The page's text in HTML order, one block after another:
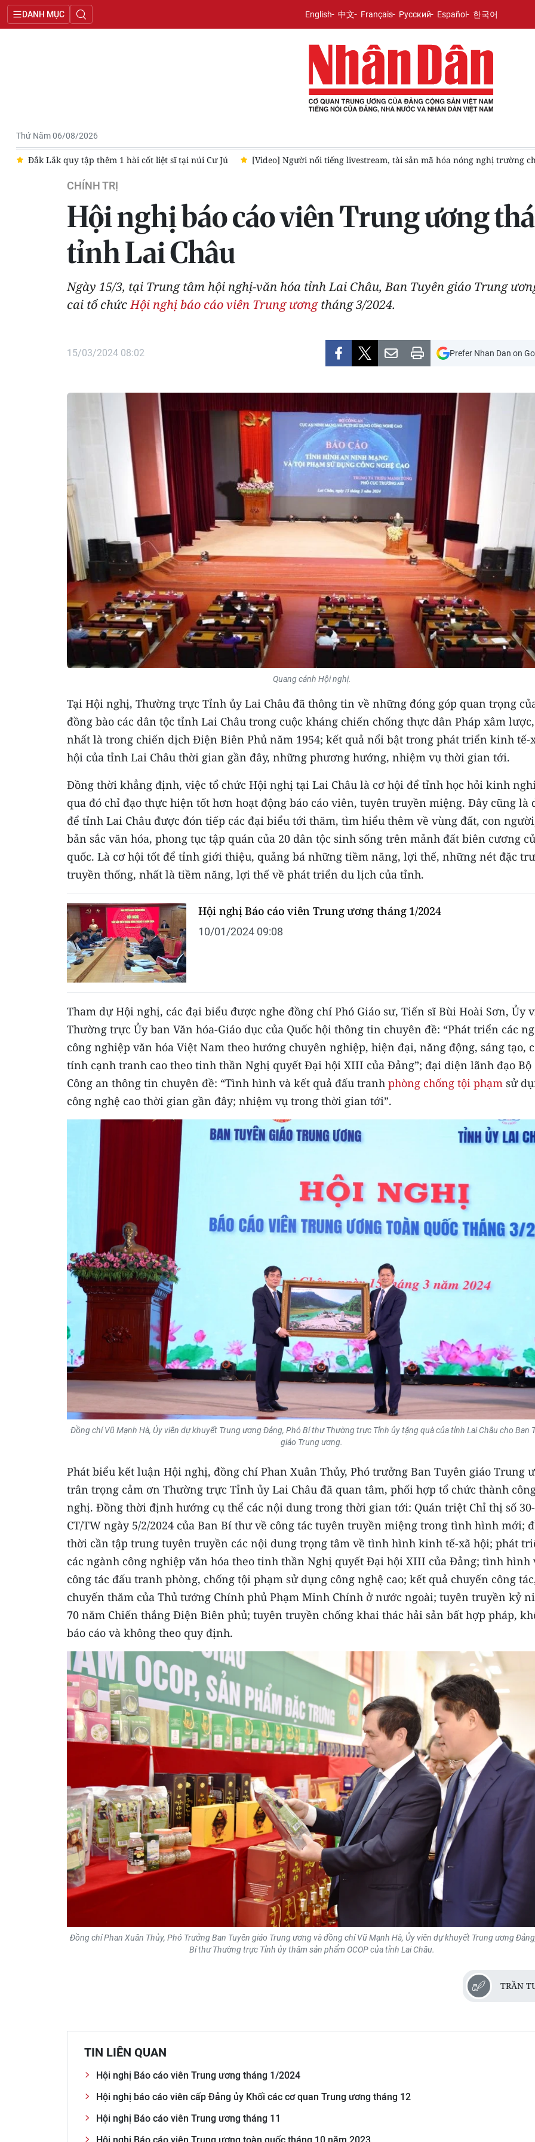
DANH MỤC English 中文 Français Русский Español 한국어
Thứ Năm 06/08/2026
núi Cư Jú [Video] Người nổi tiếng livestream, tài sản mã hóa nóng nghị trường chiều 6/8 [Video] Việt Nam - Thái Lan
CHÍNH TRỊ
Hội nghị báo cáo viên Trung ương
tỉnh Lai Châu
Ngày 15/3, tại Trung tâm hội nghị-văn hóa tỉnh Lai Châu, Ban Tuyên giáo Trung
cai tổ chứcHội nghị báo cáo viên Trung ươngtháng 3/2024.
15/03/2024 08:02 Prefer Nhan Dan on
Quang cảnh Hội nghị.
Tại Hội nghị, Thường trực Tỉnh ủy Lai Châu đã thông tin về những đóng góp quan trọng
đồng bào các dân tộc tỉnh Lai Châu trong cuộc kháng chiến chống thực dân Pháp xâm lược,
nhất là trong chiến dịch Điện Biên Phủ năm 1954; kết quả nổi bật trong phát triển kinh tế-
hội của tỉnh Lai Châu thời gian gần đây, những phương hướng, nhiệm vụ thời gian tới.
Đồng thời khẳng định, việc tổ chức Hội nghị tại Lai Châu là cơ hội để tỉnh học hỏi kinh
qua đó chỉ đạo thực hiện tốt hơn hoạt động báo cáo viên, tuyên truyền miệng. Đây cũng là
để tỉnh Lai Châu được đón tiếp các đại biểu tới thăm, tìm hiểu thêm về vùng đất, con
bản sắc văn hóa, phong tục tập quán của 20 dân tộc sinh sống trên mảnh đất biên cương
quốc. Là cơ hội tốt để tỉnh giới thiệu, quảng bá những tiềm năng, lợi thế, những nét đặc
truyền thống, nhất là tiềm năng, lợi thế về phát triển du lịch của tỉnh.
Hội nghị Báo cáo viên Trung ương tháng 1/2024
10/01/2024 09:08
Tham dự Hội nghị, các đại biểu được nghe đồng chí Phó Giáo sư, Tiến sĩ Bùi Hoài Sơn, Ủy
Thường trực Ủy ban Văn hóa-Giáo dục của Quốc hội thông tin chuyên đề: “Phát triển các
công nghiệp văn hóa Việt Nam theo hướng chuyên nghiệp, hiện đại, năng động, sáng tạo,
tính cạnh tranh cao theo tinh thần Nghị quyết Đại hội XIII của Đảng”; đại diện lãnh đạo Bộ
Công an thông tin chuyên đề: “Tình hình và kết quả đấu tranh phòng chống tội phạm sử
công nghệ cao thời gian gần đây; nhiệm vụ trong thời gian tới”.
Đồng chí Vũ Mạnh Hà, Ủy viên dự khuyết Trung ương Đảng, Phó Bí thư Thường trực Tỉnh ủy tặng quà của tỉnh Lai Châu cho Ban
giáo Trung ương.
Phát biểu kết luận Hội nghị, đồng chí Phan Xuân Thủy, Phó trưởng Ban Tuyên giáo Trung
trân trọng cảm ơn Thường trực Tỉnh ủy Lai Châu đã quan tâm, phối hợp tổ chức thành
nghị. Đồng thời định hướng cụ thể các nội dung trong thời gian tới: Quán triệt Chỉ thị số 30-
CT/TW ngày 5/2/2024 của Ban Bí thư về công tác tuyên truyền miệng trong tình hình mới;
thời cần tập trung tuyên truyền các nội dung trọng tâm về tình hình kinh tế-xã hội; phát
các ngành công nghiệp văn hóa theo tinh thần Nghị quyết Đại hội XIII của Đảng; tình hình
công tác đấu tranh phòng, chống tội phạm sử dụng công nghệ cao; kết quả chuyến công
chuyến thăm của Thủ tướng Chính phủ Phạm Minh Chính ở nước ngoài; tuyên truyền kỷ
70 năm Chiến thắng Điện Biên phủ; tuyên truyền chống khai thác hải sản bất hợp pháp,
báo cáo và không theo quy định.
Đồng chí Phan Xuân Thủy, Phó Trưởng Ban Tuyên giáo Trung ương và đồng chí Vũ Mạnh Hà, Ủy viên dự khuyết Trung ương
Bí thư Thường trực Tỉnh ủy thăm sản phẩm OCOP của tỉnh Lai Châu.
TRẦN
TIN LIÊN QUAN
Hội nghị Báo cáo viên Trung ương tháng 1/2024
Hội nghị báo cáo viên cấp Đảng ủy Khối các cơ quan Trung ương tháng 12
Hội nghị Báo cáo viên Trung ương tháng 11